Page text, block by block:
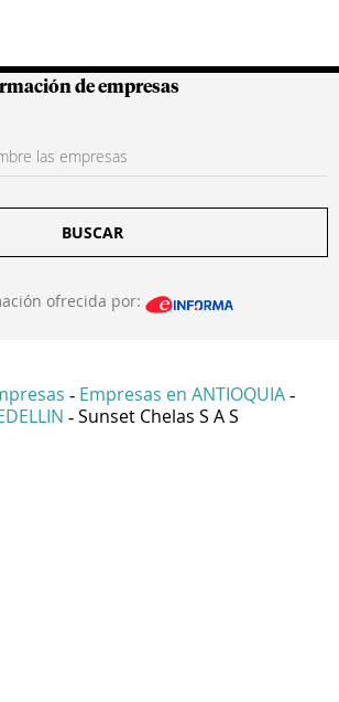
Colombianas
de empresas
BUSCAR
ofrecida por:
- Empresas en ANTIOQUIA -
- Sunset Chelas S A S